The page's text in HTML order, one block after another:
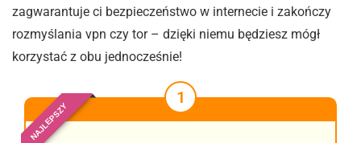
zagwarantuje ci bezpieczeństwo w internecie i zakończy
rozmyślania vpn czy tor – dzięki niemu będziesz mógł
korzystać z obu jednocześnie!
NAJLEPSZY
1